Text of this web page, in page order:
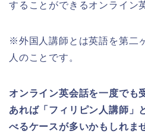
することができるオンライン
※外国人講師とは英語を第二
人のことです。
オンライン英会話を一度でも
あれば「フィリピン人講師」
べるケースが多いかもしれま